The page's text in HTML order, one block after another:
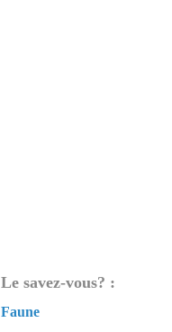
Le savez-vous? :
Faune